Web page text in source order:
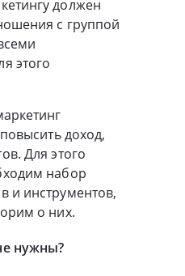
должен
с группой
этого
доход,
Для этого
набор
и инструментов,
о них.
нужны?